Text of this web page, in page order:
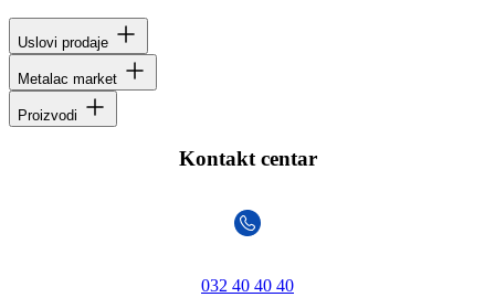
Uslovi prodaje
Metalac market
Proizvodi
Kontakt centar
032 40 40 40